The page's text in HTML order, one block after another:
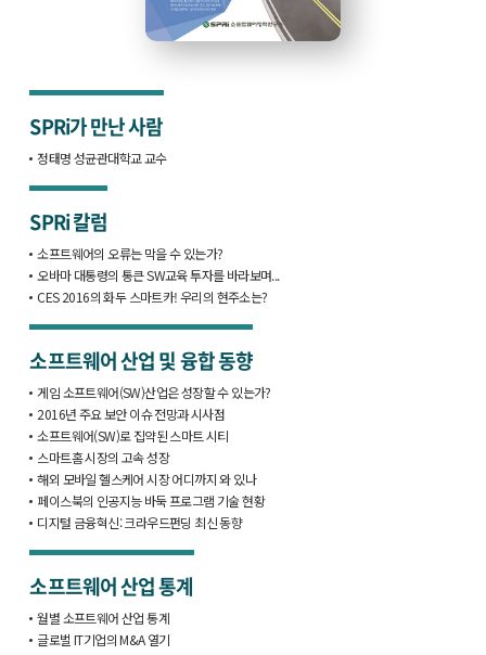
SPRi가 만난 사람
정태명 성균관대학교 교수
SPRi 칼럼
소프트웨어의 오류는 막을 수 있는가?
오바마 대통령의 통큰 SW교육 투자를 바라보며...
CES 2016의 화두 스마트카! 우리의 현주소는?
소프트웨어 산업 및 융합 동향
게임 소프트웨어(SW)산업은 성장할 수 있는가?
2016년 주요 보안 이슈 전망과 시사점
소프트웨어(SW)로 집약된 스마트 시티
스마트홈 시장의 고속 성장
해외 모바일 헬스케어 시장 어디까지 와 있나
페이스북의 인공지능 바둑 프로그램 기술 현황
디지털 금융혁신: 크라우드펀딩 최신 동향
소프트웨어 산업 통계
월별 소프트웨어 산업 통계
글로벌 IT기업의 M&A 열기